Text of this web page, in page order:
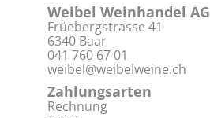
Weibel Weinhandel AG
Früebergstrasse 41
6340 Baar
041 760 67 01
weibel@weibelweine.ch
Zahlungsarten
Rechnung